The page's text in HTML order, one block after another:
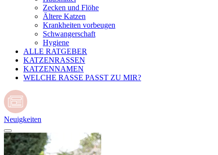
Zecken und Flöhe
Ältere Katzen
Krankheiten vorbeugen
Schwangerschaft
Hygiene
ALLE RATGEBER
KATZENRASSEN
KATZENNAMEN
WELCHE RASSE PASST ZU MIR?
Neuigkeiten